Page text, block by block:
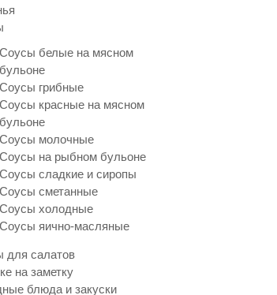
Соусы белые на мясном
бульоне
Соусы грибные
Соусы красные на мясном
бульоне
Соусы молочные
Соусы на рыбном бульоне
Соусы сладкие и сиропы
Соусы сметанные
Соусы холодные
Соусы яично-масляные
для салатов
на заметку
блюда и закуски